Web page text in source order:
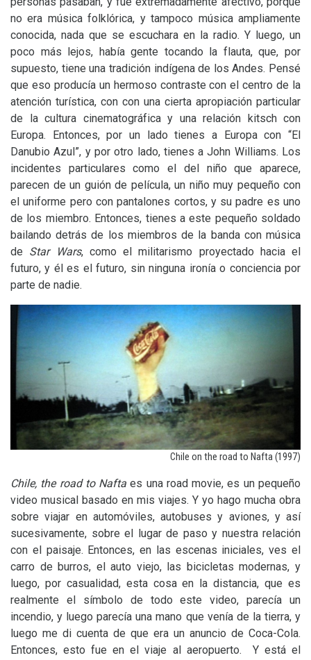
no era música folklórica, y tampoco música ampliamente
conocida, nada que se escuchara en la radio. Y luego, un
poco más lejos, había gente tocando la flauta, que, por
supuesto, tiene una tradición indígena de los Andes. Pensé
que eso producía un hermoso contraste con el centro de la
atención turística, con con una cierta apropiación particular
de la cultura cinematográfica y una relación kitsch con
Europa. Entonces, por un lado tienes a Europa con “El
Danubio Azul”, y por otro lado, tienes a John Williams. Los
incidentes particulares como el del niño que aparece,
parecen de un guión de película, un niño muy pequeño con
el uniforme pero con pantalones cortos, y su padre es uno
de los miembro. Entonces, tienes a este pequeño soldado
bailando detrás de los miembros de la banda con música
de Star Wars, como el militarismo proyectado hacia el
futuro, y él es el futuro, sin ninguna ironía o conciencia por
parte de nadie.
Chile on the road to Nafta (1997)
Chile, the road to Nafta es una road movie, es un pequeño
video musical basado en mis viajes. Y yo hago mucha obra
sobre viajar en automóviles, autobuses y aviones, y así
sucesivamente, sobre el lugar de paso y nuestra relación
con el paisaje. Entonces, en las escenas iniciales, ves el
carro de burros, el auto viejo, las bicicletas modernas, y
luego, por casualidad, esta cosa en la distancia, que es
realmente el símbolo de todo este video, parecía un
incendio, y luego parecía una mano que venía de la tierra, y
luego me di cuenta de que era un anuncio de Coca-Cola.
Entonces, esto fue en el viaje al aeropuerto. Y está el